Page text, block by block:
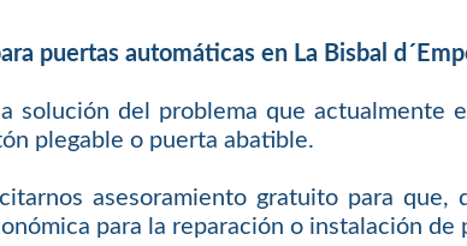
puertas automáticas en La Bisbal
solución del problema que
plegable o puerta abatible.
asesoramiento gratuito para
para la reparación o instalación de